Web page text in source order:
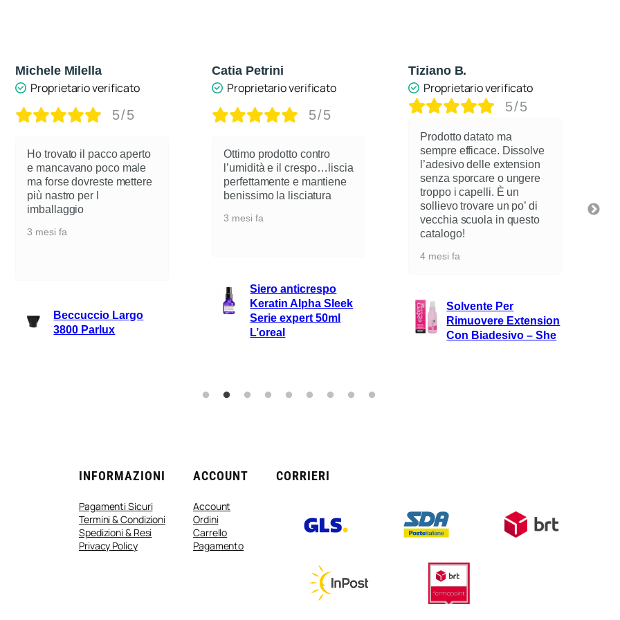
verificato
5/5
pacco aperto
poco male
mettere
Largo
Proprietario verificato
5/5
Ottimo prodotto contro
l’umidità e il crespo…liscia
perfettamente e mantiene
benissimo la lisciatura
Siero anticrespo
Keratin Alpha Sleek
Serie expert 50ml
Proprietario verificato
5/5
Prodotto datato ma
sempre efficace. Dissolve
l’adesivo delle extension
senza sporcare o ungere
troppo i capelli. È un
sollievo trovare un po’ di
vecchia scuola in questo
Solvente Per
Rimuovere Extension
Con Biadesivo – She
Ottimo spray per la
riscrescita dei
unge ,non sporca
consiglio tanto
L’Oreal/Mb
Brown
INFORMAZIONI
Pagamenti Sicuri
Termini & Condizioni
Spedizioni & Resi
Privacy Policy
ACCOUNT
Account
Ordini
Carrello
Pagamento
CORRIERI